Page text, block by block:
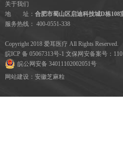
关于我们
地 址： 合肥市蜀山区启迪科技城D栋108
服务热线： 400-0551-338
Copyright 2018 爱耳医疗 All Rights Reserved.
皖ICP 备 05067313号-1 文保网安备案号：
皖公网安备 34011102002051号
网站建设 ： 安徽芝麻粒